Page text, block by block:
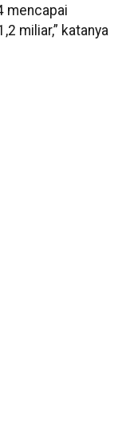
mencapai
miliar,” katanya